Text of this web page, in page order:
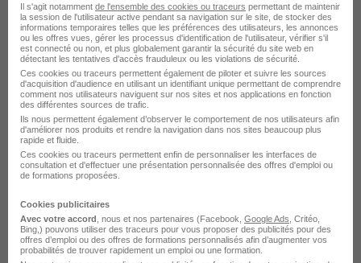
Alternance Cagnes-sur-Mer Artisanat
Alternance Cagnes-sur-Mer Distribution
Alternance Cagnes-sur-Mer Comptabilité
Voir plus
Enseignement en France
Alternance Paris Enseignement
Il s'agit notamment de l'ensemble des cookies ou traceurs permettant de maintenir
la session de l'utilisateur active pendant sa navigation sur le site, de stocker des
informations temporaires telles que les préférences des utilisateurs, les annonces
ou les offres vues, gérer les processus d'identification de l'utilisateur, vérifier s'il
est connecté ou non, et plus globalement garantir la sécurité du site web en
détectant les tentatives d'accès frauduleux ou les violations de sécurité.
Ces cookies ou traceurs permettent également de piloter et suivre les sources
d'acquisition d'audience en utilisant un identifiant unique permettant de comprendre
comment nos utilisateurs naviguent sur nos sites et nos applications en fonction
des différentes sources de trafic.
Ils nous permettent également d’observer le comportement de nos utilisateurs afin
d'améliorer nos produits et rendre la navigation dans nos sites beaucoup plus
rapide et fluide.
Ces cookies ou traceurs permettent enfin de personnaliser les interfaces de
consultation et d'effectuer une présentation personnalisée des offres d'emploi ou
de formations proposées.
Cookies publicitaires
Avec votre accord , nous et nos partenaires (Facebook, Google Ads , Critéo,
Bing,) pouvons utiliser des traceurs pour vous proposer des publicités pour des
offres d’emploi ou des offres de formations personnalisés afin d’augmenter vos
probabilités de trouver rapidement un emploi ou une formation.